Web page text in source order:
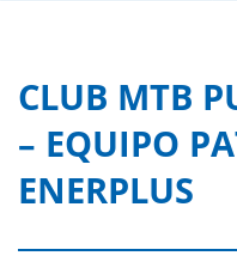
CLUB MTB
– EQUIPO
ENERPLUS